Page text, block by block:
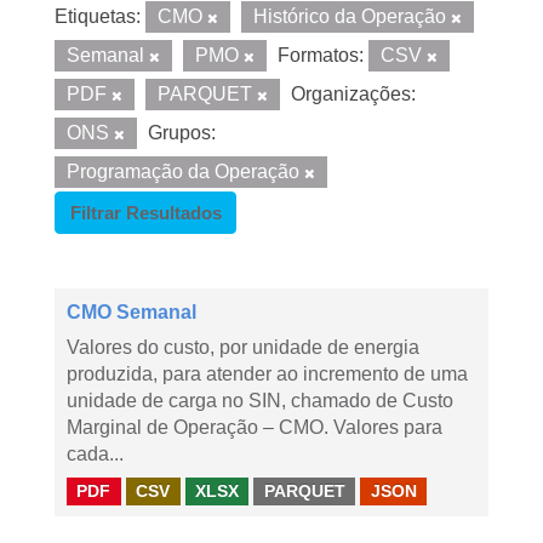
Etiquetas: CMO
Histórico da Operação
Semanal
PMO Formatos:
CSV
PDF
PARQUET
Organizações:
ONS
Grupos:
Programação da Operação
Filtrar Resultados
CMO Semanal
Valores do custo, por unidade de energia
produzida, para atender ao incremento de uma
unidade de carga no SIN, chamado de Custo
Marginal de Operação – CMO. Valores para
cada...
PDF CSV XLSX PARQUET JSON